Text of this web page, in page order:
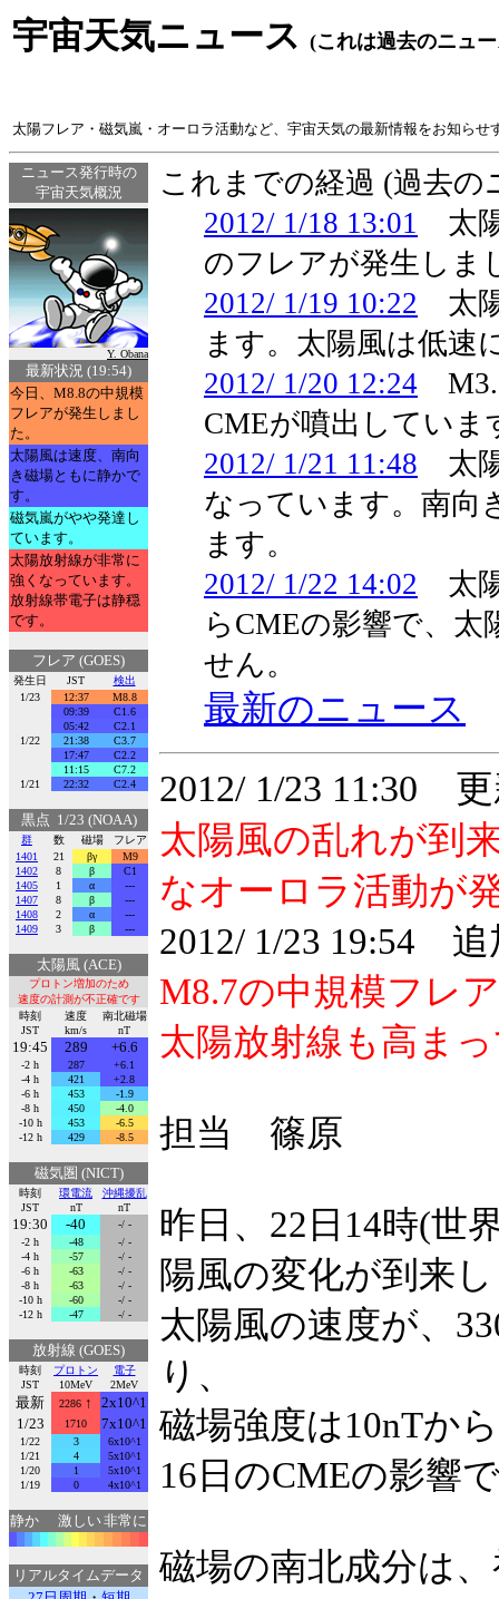
宇宙天気ニュース (これは過去のニュ
太陽フレア・磁気嵐・オーロラ活動など、宇宙天気の最新情報をお知らせ
ニュース発行時の
宇宙天気概況
Y. Obana
最新状況 (19:54)
今日、M8.8の中規模
フレアが発生しまし
た。
太陽風は速度、南向
き磁場ともに静かで
す。
磁気嵐がやや発達し
ています。
太陽放射線が非常に
強くなっています。
放射線帯電子は静穏
です。
フレア (GOES)
発生日 JST
検出
1/23
12:37
M8.8
09:39
C1.6
05:42
C2.1
1/22
21:38
C3.7
17:47
C2.2
11:15
C7.2
1/21
22:32 C2.4
黒点 1/23 (NOAA)
群 数 磁場
フレア
1401
21 βγ
M9
1402
8 β
C1
1405
1 α
---
1407
8 β
---
1408
2 α
---
1409
3 β ---
太陽風 (ACE)
プロトン増加のため
速度の計測が不正確です
時刻
JST
速度
km/s
南北磁場
nT
19:45 289 +6.6
-2 h 287
+6.1
-4 h
421
+2.8
-6 h
453
-1.9
-8 h
450
-4.0
-10 h
453
-6.5
-12 h
429 -8.5
磁気圏 (NICT)
時刻
JST
環電流
nT
沖縄擾乱
nT
19:30 -40
-/ -
-2 h
-48
-/ -
-4 h
-57
-/ -
-6 h
-63
-/ -
-8 h
-63
-/ -
-10 h
-60
-/ -
-12 h
-47 -/ -
放射線 (GOES)
時刻
JST
プロトン
10MeV
電子
2MeV
最新 2286 ↑
2x10^1
1/23
1710 7x10^1
1/22 3
6x10^1
1/21
4
5x10^1
1/20
1
5x10^1
1/19
0 4x10^1
静か 激しい非常に
リアルタイムデータ
これまでの経過 (過去
2012/ 1/18 13:01 太
のフレアが発生しま
2012/ 1/19 10:22 太
ます。太陽風は低速
2012/ 1/20 12:24
CMEが噴出していま
2012/ 1/21 11:48 太
なっています。南向
ます。
2012/ 1/22 14:02 太
らCMEの影響で、
せん。
最新のニュース
2012/ 1/23 11:30
太陽風の乱れが到
なオーロラ活動が
2012/ 1/23 19:54
M8.7の中規模フレ
太陽放射線も高ま
担当 篠原
昨日、22日14時(世
陽風の変化が到来
太陽風の速度が、
り、
磁場強度は10nTか
16日のCMEの影響
磁場の南北成分は